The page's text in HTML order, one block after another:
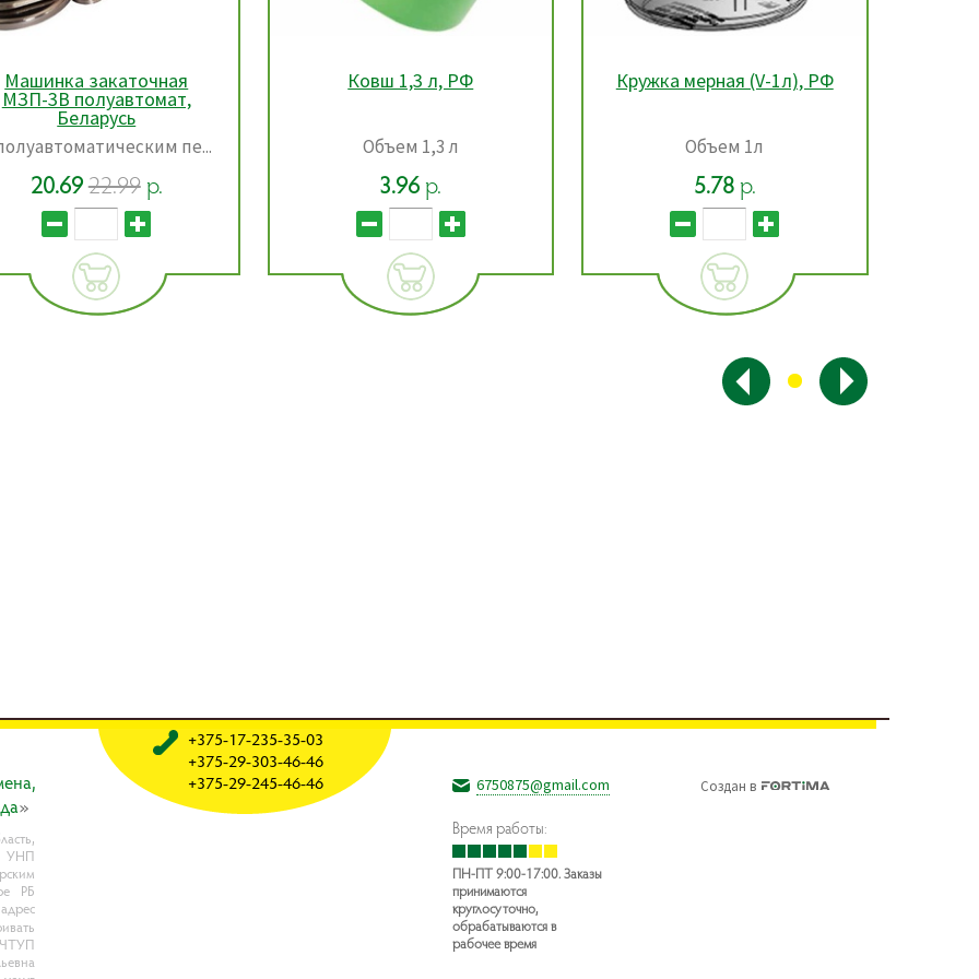
Ковш 1,3 л, РФ
Объем 1,3 л
3.96р.
Кружка мерная (V-1л), РФ
Объем 1л
5.78 р.
Машинка закаточная
МЗП-3В полуавтомат,
С полуавтоматическим пе...
20.6922.99
»
УНП
РБ
ЧТУП
+375-17-235-35-03
+375-29-303-46-46
+375-29-245-46-46
6750875@gmail.com
Время работы:
ПН-ПТ 9:00-17:00. Заказы
принимаются
круглосуточно,
обрабатываются в
рабочее время
Создан в